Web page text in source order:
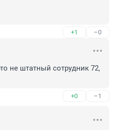
+1 –0
не штатный сотрудник 72,
+0 –1